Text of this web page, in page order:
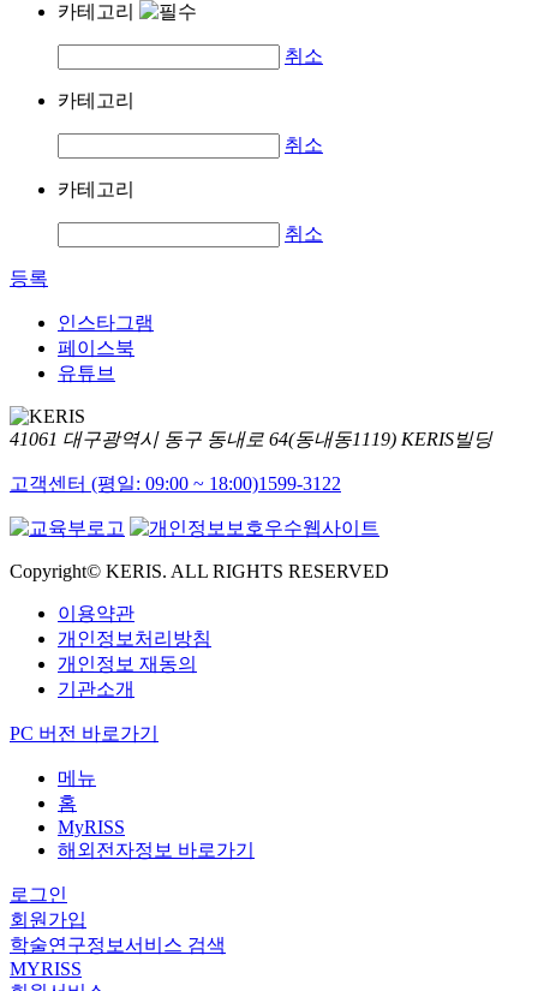
카테고리
취소
카테고리
취소
카테고리
취소
등록
인스타그램
페이스북
유튜브
41061 대구광역시 동구 동내로 64(동내동1119) KERIS빌딩
고객센터 (평일: 09:00 ~ 18:00)1599-3122
Copyright© KERIS. ALL RIGHTS RESERVED
이용약관
개인정보처리방침
개인정보 재동의
기관소개
PC 버전 바로가기
메뉴
홈
MyRISS
해외전자정보 바로가기
로그인
회원가입
학술연구정보서비스 검색
MYRISS